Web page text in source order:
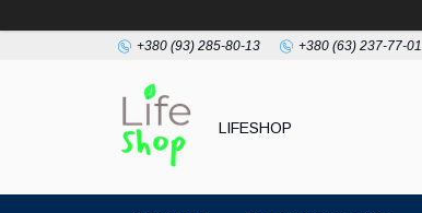
+380 (93) 285-80-13 +380 (63) 237-77-01
LIFESHOP